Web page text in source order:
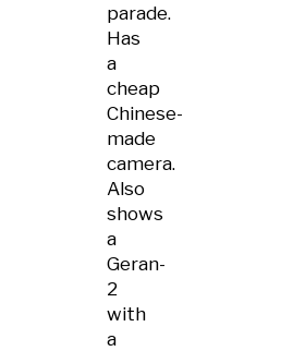
parade.
Has
a
cheap
Chinese-
made
camera.
Also
shows
a
Geran-
2
with
a